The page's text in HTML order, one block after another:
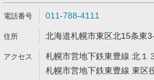
011-788-4111
北海道札幌市東区北15条東
札幌市営地下鉄東豊線 北１
札幌市営地下鉄東豊線 東区